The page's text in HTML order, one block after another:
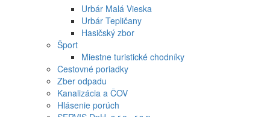
Urbár Malá Vieska
Urbár Tepličany
Hasičský zbor
Šport
Miestne turistické chodníky
Cestovné poriadky
Zber odpadu
Kanalizácia a ČOV
Hlásenie porúch